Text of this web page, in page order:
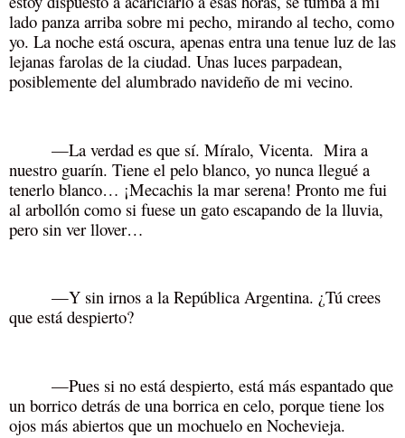
lado panza arriba sobre mi pecho, mirando al techo, como
yo. La noche está oscura, apenas entra una tenue luz de las
lejanas farolas de la ciudad. Unas luces parpadean,
posiblemente del alumbrado navideño de mi vecino.
—La verdad es que sí. Míralo, Vicenta. Mira a
nuestro guarín. Tiene el pelo blanco, yo nunca llegué a
tenerlo blanco… ¡Mecachis la mar serena! Pronto me fui
al arbollón como si fuese un gato escapando de la lluvia,
pero sin ver llover…
—Y sin irnos a la República Argentina. ¿Tú crees
que está despierto?
—Pues si no está despierto, está más espantado que
un borrico detrás de una borrica en celo, porque tiene los
ojos más abiertos que un mochuelo en Nochevieja.